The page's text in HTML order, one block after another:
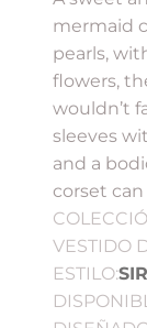
mermaid
pearls,
flowers,
wouldn’t
sleeves
and a
corset
VESTIDO
ESTILO: